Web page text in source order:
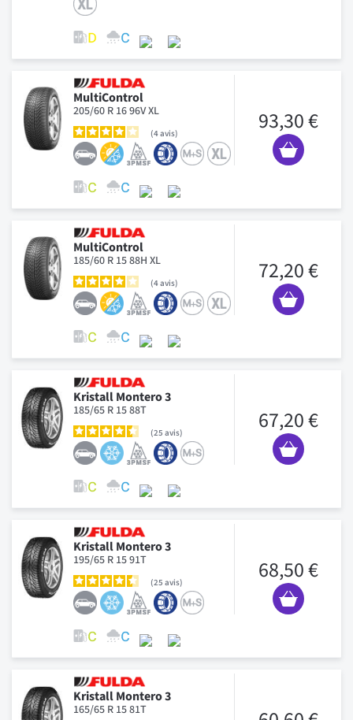
MultiControl
205/60 R 16 96V XL
4avis 93,30 €
MultiControl
185/60 R 15 88H XL
4avis 72,20 €
Kristall Montero 3
185/65 R 15 88T
25 avis 67,20 €
Kristall Montero 3
195/65 R 15 91T
25 avis 68,50 €
Kristall Montero 3
165/65 R 15 81T